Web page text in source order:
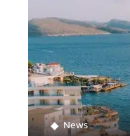
News